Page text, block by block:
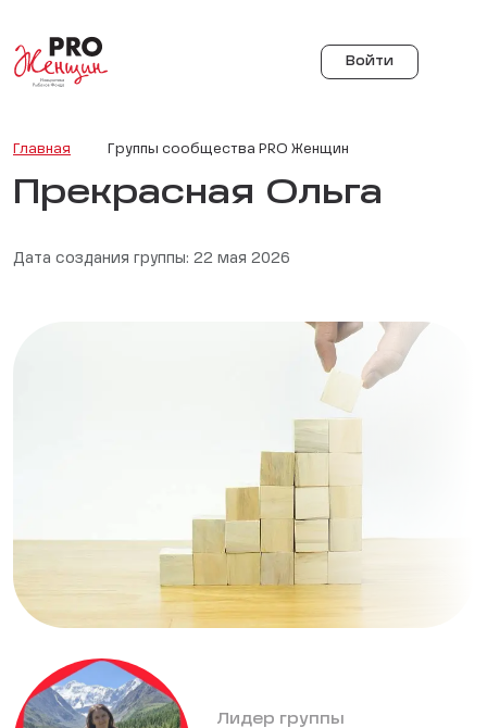
Войти
Главная Группы сообщества PRO Женщин
Прекрасная Ольга
Дата создания группы: 22 мая 2026
Лидер группы